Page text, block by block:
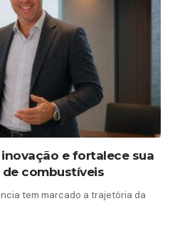
e fortalece sua
combustíveis
tem marcado a trajetória da